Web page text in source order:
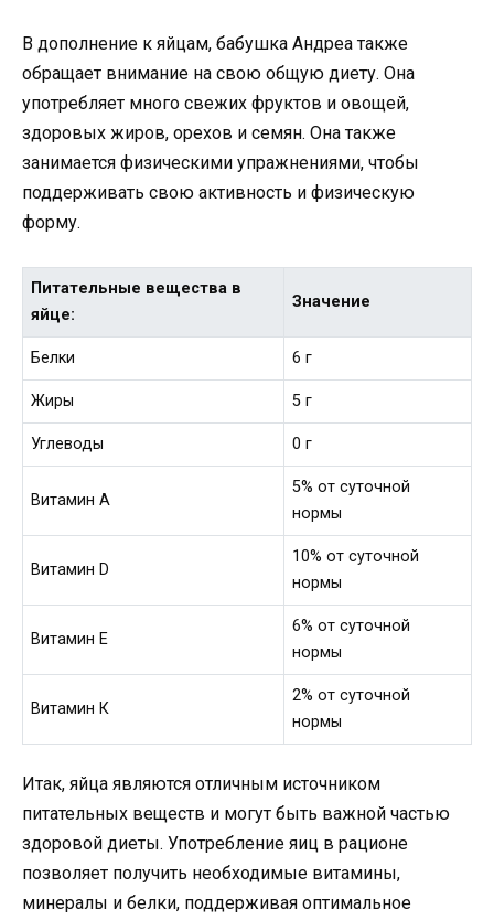
В дополнение к яйцам, бабушка Андреа также
обращает внимание на свою общую диету. Она
употребляет много свежих фруктов и овощей,
здоровых жиров, орехов и семян. Она также
занимается физическими упражнениями, чтобы
поддерживать свою активность и физическую
форму.
Питательные вещества в
яйце:
Значение
Белки 6 г
Жиры 5 г
Углеводы 0 г
Витамин А
5% от суточной
нормы
Витамин D
10% от суточной
нормы
Витамин Е
6% от суточной
нормы
Витамин К
2% от суточной
нормы
Итак, яйца являются отличным источником
питательных веществ и могут быть важной частью
здоровой диеты. Употребление яиц в рационе
позволяет получить необходимые витамины,
минералы и белки, поддерживая оптимальное